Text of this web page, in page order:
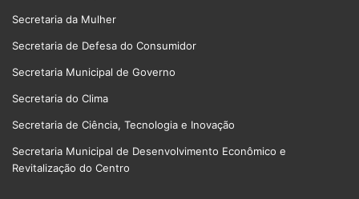
Secretaria da Mulher
Secretaria de Defesa do Consumidor
Secretaria Municipal de Governo
Secretaria do Clima
Secretaria de Ciência, Tecnologia e Inovação
Secretaria Municipal de Desenvolvimento Econômico e
Revitalização do Centro